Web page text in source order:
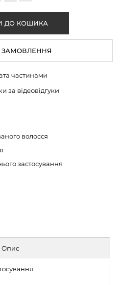
частинами
за відеовідгуки
волосся
застосування
Опис